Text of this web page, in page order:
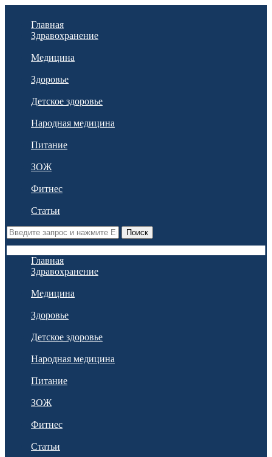
Главная
Здравохранение
Медицина
Здоровье
Детское здоровье
Народная медицина
Питание
ЗОЖ
Фитнес
Статьи
Поиск
Главная
Здравохранение
Медицина
Здоровье
Детское здоровье
Народная медицина
Питание
ЗОЖ
Фитнес
Статьи